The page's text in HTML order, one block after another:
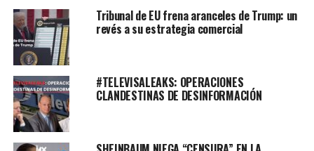
Tribunal de EU frena aranceles de Trump: un
revés a su estrategia comercial
#TELEVISALEAKS: OPERACIONES
CLANDESTINAS DE DESINFORMACIÓN